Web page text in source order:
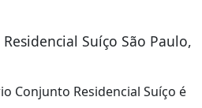
Suíço São Paulo,
Conjunto Residencial Suíço é